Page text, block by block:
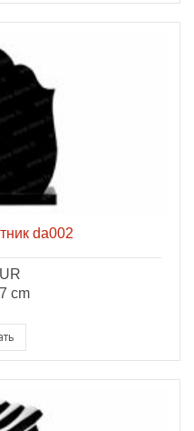
da002
cm